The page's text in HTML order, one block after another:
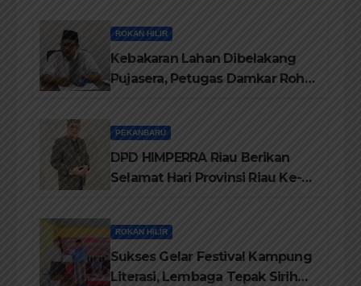
ROKAN HILIR
Kebakaran Lahan Dibelakang
Pujasera, Petugas Damkar Rohil
PEKANBARU
DPD HIMPERRA Riau Berikan
Selamat Hari Provinsi Riau Ke-
ROKAN HILIR
Sukses Gelar Festival Kampung
Literasi, Lembaga Tepak Sirih